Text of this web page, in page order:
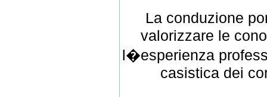
La conduzione
valorizzare le
l�esperienza
casistica dei